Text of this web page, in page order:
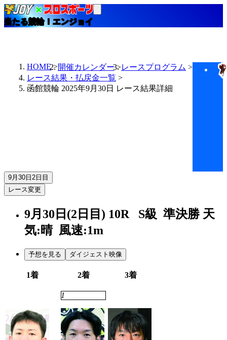
当たる競輪！エンジョイ
HOME 開催カレンダー
レースプログラム
レース結果・払戻金一覧
函館競輪 2025年9月30日 レース結果詳細
9月30日 2日目
レース変更
9月30日(2日目) 10R S級 準決勝 天
気:晴 風速:1m
予想を見る ダイジェスト映像
1着 2着 3着
1